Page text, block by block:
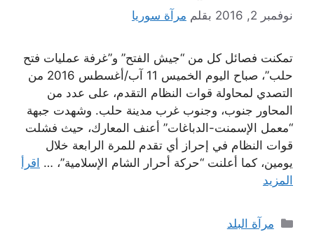
نوفمبر 2, 2016 بقلم مرآة سوريا
تمكنت فصائل كل من “جيش الفتح” و”غرفة عمليات فتح
حلب”، صباح اليوم الخميس 11 آب/أغسطس 2016 من
التصدي لمحاولة قوات النظام التقدم، على عدد من
المحاور جنوب، وجنوب غرب مدينة حلب. وشهدت جبهة
“معمل الإسمنت-الدباغات” أعنف المعارك، حيث فشلت
قوات النظام في إحراز أي تقدم للمرة الرابعة خلال
يومين، كما أعلنت “حركة أحرار الشام الإسلامية”، … اقرأ
المزيد
التصنيفات
مرآة البلد